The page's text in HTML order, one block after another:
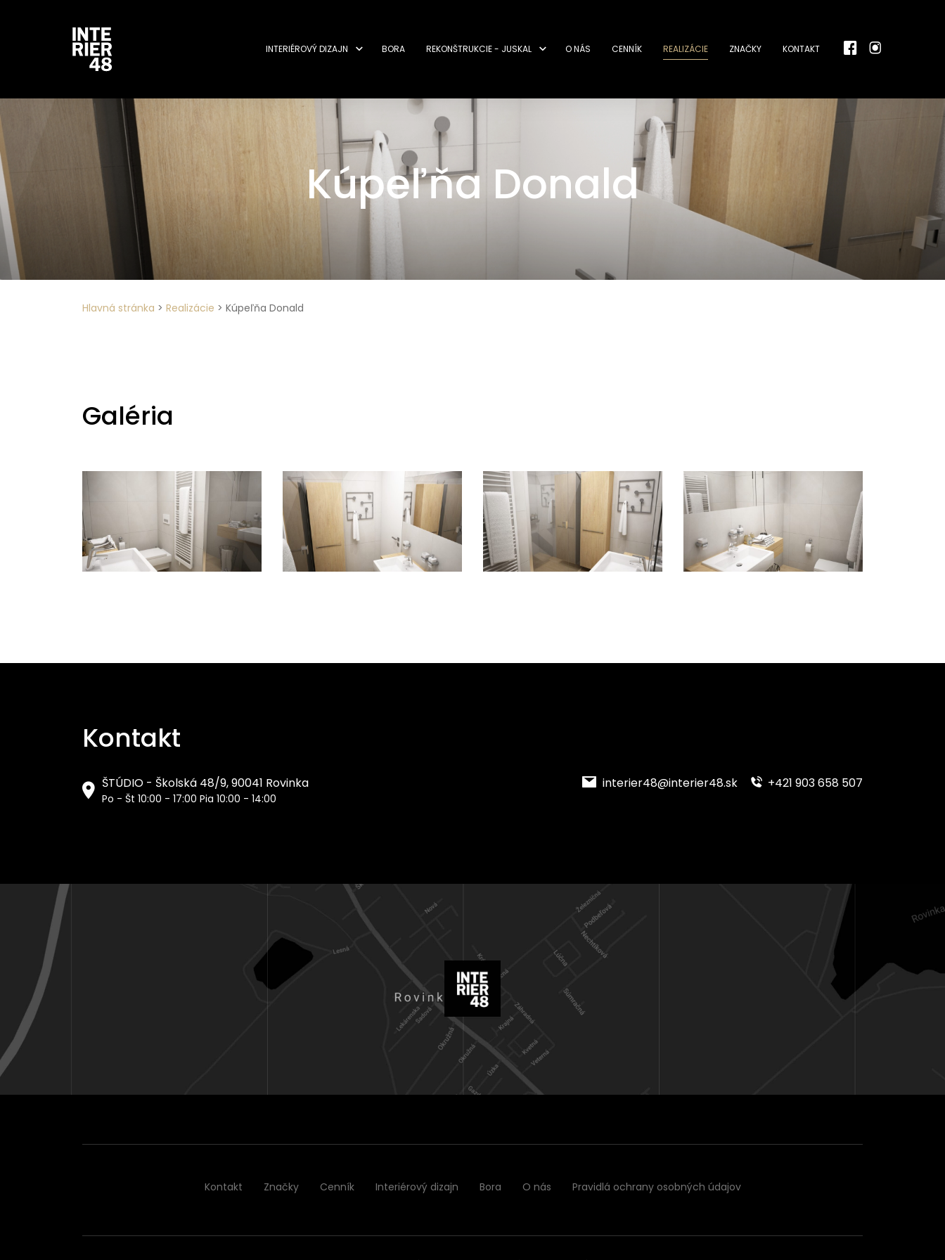
INTERIÉROVÝ DIZAJN BORA REKONŠTRUKCIE - JUSKAL O NÁS CENNÍK REALIZÁCIE ZNAČKY KONTAKT
Kúpeľňa Donald
Hlavná stránka > Realizácie > Kúpeľňa Donald
Galéria
Kontakt
ŠTÚDIO - Školská 48/9, 90041 Rovinka
Po - Št 10:00 - 17:00 Pia 10:00 - 14:00
interier48@interier48.sk +421 903 658 507
Kontakt Značky Cenník Interiérový dizajn Bora O nás Pravidlá ochrany osobných údajov